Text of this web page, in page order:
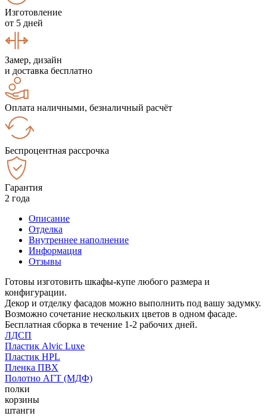
Изготовление
от 5 дней
Замер, дизайн
и доставка бесплатно
Оплата наличными, безналичный расчёт
Беспроцентная рассрочка
Гарантия
2 года
Описание
Отделка
Внутреннее наполнение
Информация
Отзывы
Готовы изготовить шкафы-купе любого размера и
конфигурации.
Декор и отделку фасадов можно выполнить под вашу задумку.
Возможно сочетание нескольких цветов в одном фасаде.
Бесплатная сборка в течение 1-2 рабочих дней.
ЛДСП
Пластик Alvic Luxe
Пластик HPL
Пленка ПВХ
Полотно АГТ (МДФ)
полки
корзины
штанги